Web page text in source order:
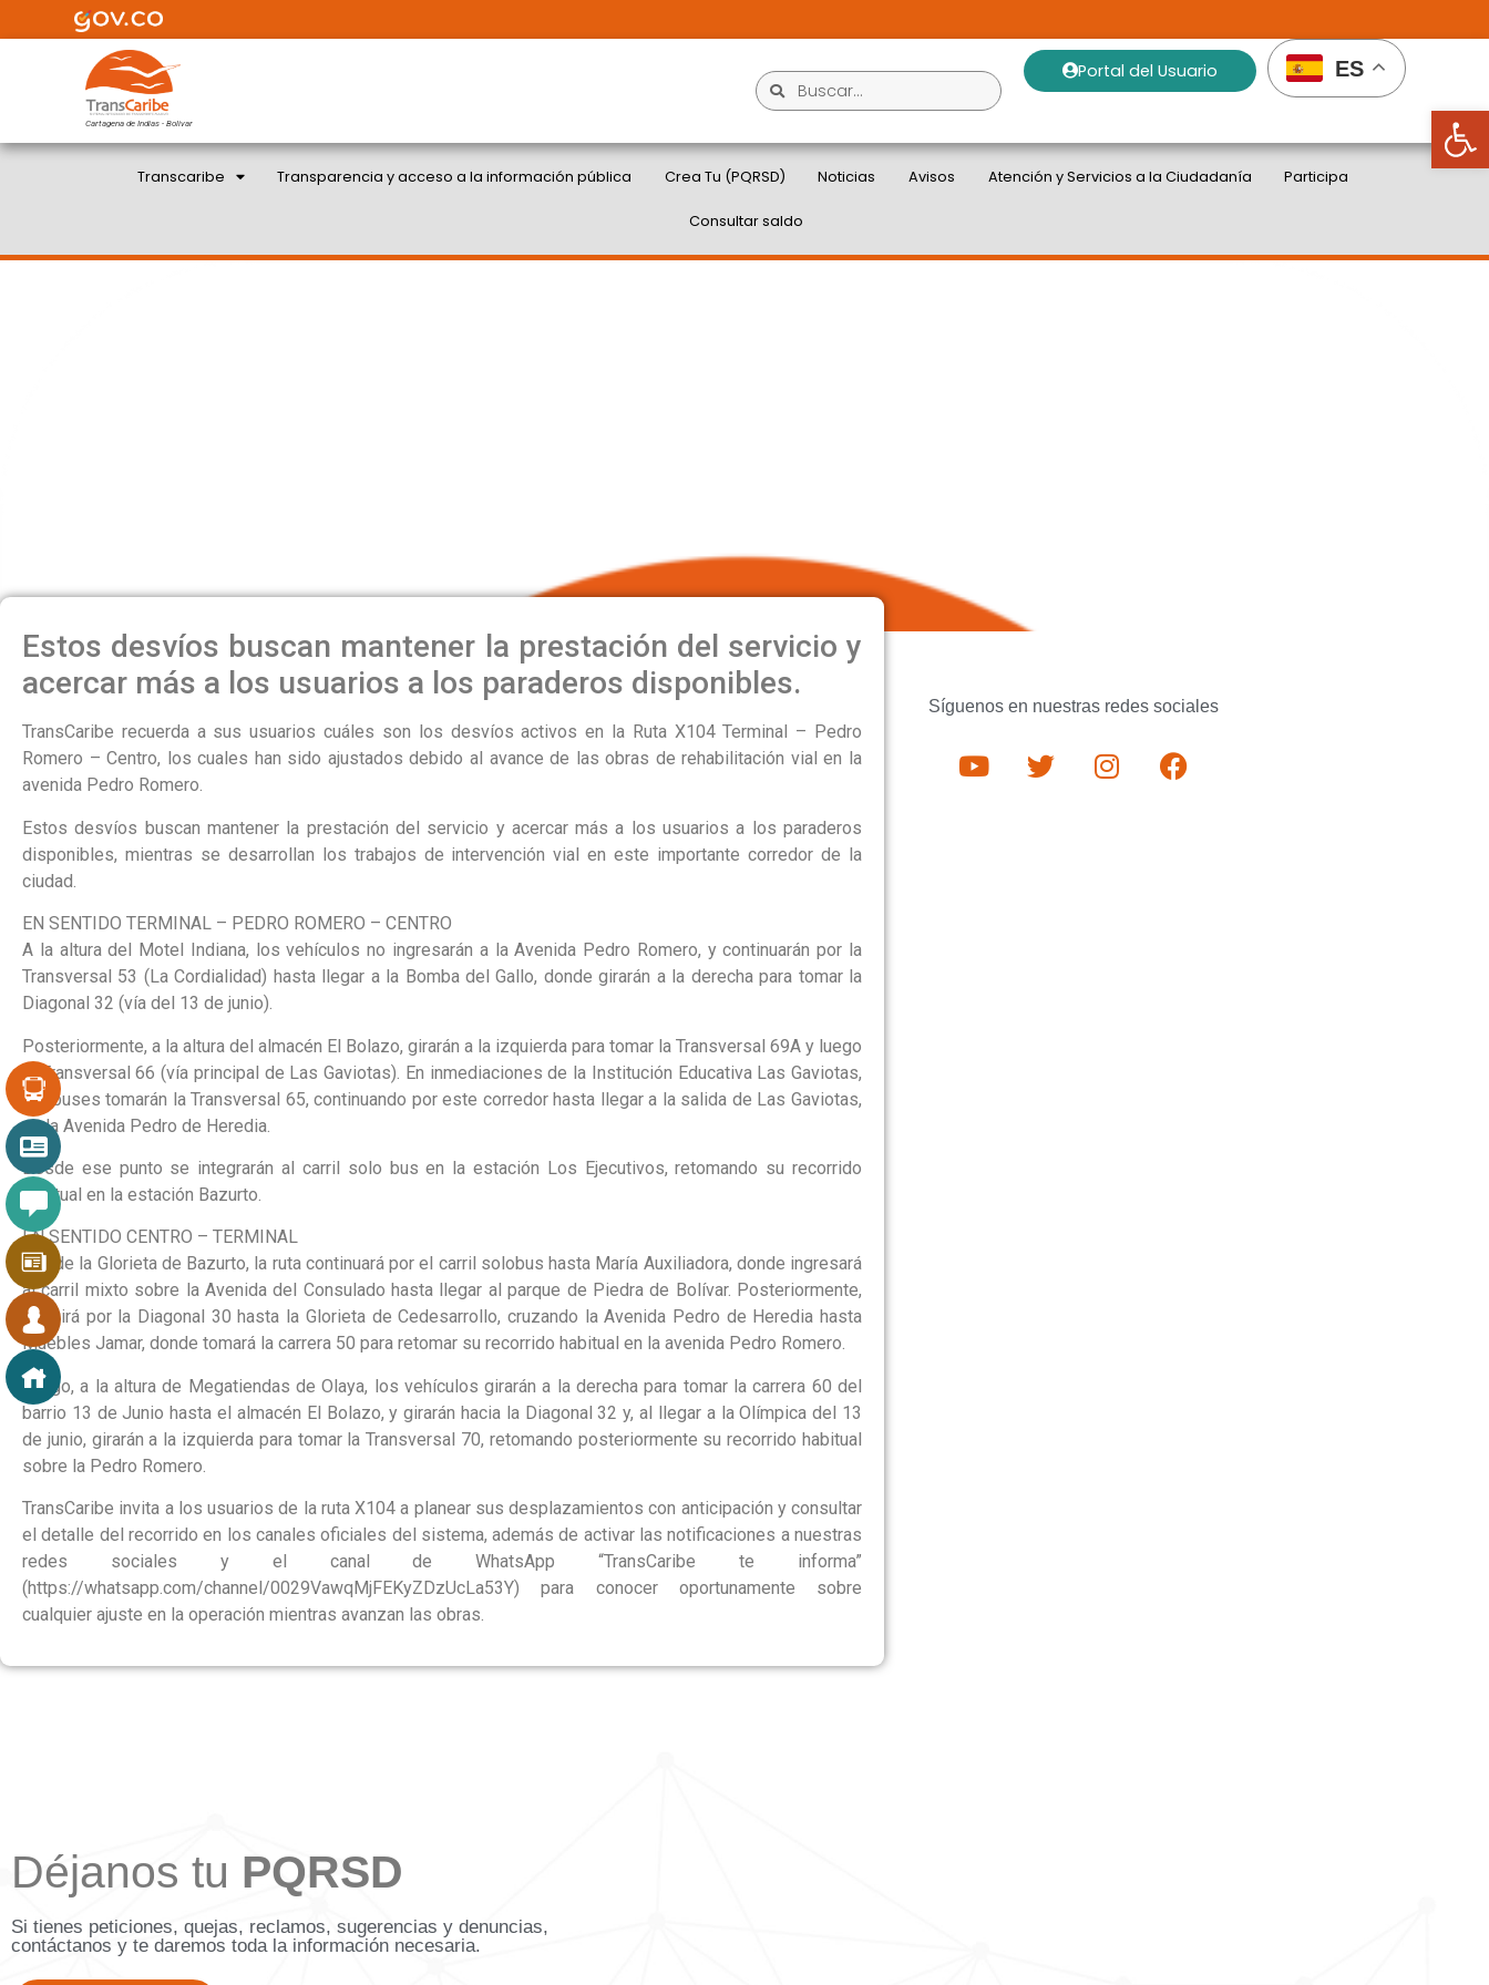
Abrir
Cartagena de Indias - Bolivar
Portal del Usuario ES
Transcaribe Transparencia y acceso a la información pública Crea Tu (PQRSD) Noticias Avisos Atención y Servicios a la Ciudadanía Participa
Consultar saldo
Estos desvíos buscan mantener la prestación del servicio y
acercar más a los usuarios a los paraderos disponibles.
TransCaribe recuerda a sus usuarios cuáles son los desvíos activos en la Ruta X104 Terminal – Pedro
Romero – Centro, los cuales han sido ajustados debido al avance de las obras de rehabilitación vial en la
avenida Pedro Romero.
Estos desvíos buscan mantener la prestación del servicio y acercar más a los usuarios a los paraderos
disponibles, mientras se desarrollan los trabajos de intervención vial en este importante corredor de la
ciudad.
EN SENTIDO TERMINAL – PEDRO ROMERO – CENTRO
A la altura del Motel Indiana, los vehículos no ingresarán a la Avenida Pedro Romero, y continuarán por la
Transversal 53 (La Cordialidad) hasta llegar a la Bomba del Gallo, donde girarán a la derecha para tomar la
Diagonal 32 (vía del 13 de junio).
Posteriormente, a la altura del almacén El Bolazo, girarán a la izquierda para tomar la Transversal 69A y luego
la Transversal 66 (vía principal de Las Gaviotas). En inmediaciones de la Institución Educativa Las Gaviotas,
los buses tomarán la Transversal 65, continuando por este corredor hasta llegar a la salida de Las Gaviotas,
en la Avenida Pedro de Heredia.
Desde ese punto se integrarán al carril solo bus en la estación Los Ejecutivos, retomando su recorrido
habitual en la estación Bazurto.
EN SENTIDO CENTRO – TERMINAL
Desde la Glorieta de Bazurto, la ruta continuará por el carril solobus hasta María Auxiliadora, donde ingresará
al carril mixto sobre la Avenida del Consulado hasta llegar al parque de Piedra de Bolívar. Posteriormente,
seguirá por la Diagonal 30 hasta la Glorieta de Cedesarrollo, cruzando la Avenida Pedro de Heredia hasta
Muebles Jamar, donde tomará la carrera 50 para retomar su recorrido habitual en la avenida Pedro Romero.
Luego, a la altura de Megatiendas de Olaya, los vehículos girarán a la derecha para tomar la carrera 60 del
barrio 13 de Junio hasta el almacén El Bolazo, y girarán hacia la Diagonal 32 y, al llegar a la Olímpica del 13
de junio, girarán a la izquierda para tomar la Transversal 70, retomando posteriormente su recorrido habitual
sobre la Pedro Romero.
TransCaribe invita a los usuarios de la ruta X104 a planear sus desplazamientos con anticipación y consultar
el detalle del recorrido en los canales oficiales del sistema, además de activar las notificaciones a nuestras
redes sociales y el canal de WhatsApp “TransCaribe te informa”
(https://whatsapp.com/channel/0029VawqMjFEKyZDzUcLa53Y) para conocer oportunamente sobre
cualquier ajuste en la operación mientras avanzan las obras.
Síguenos en nuestras redes sociales
Déjanos tu PQRSD
Si tienes peticiones, quejas, reclamos, sugerencias y denuncias,
contáctanos y te daremos toda la información necesaria.